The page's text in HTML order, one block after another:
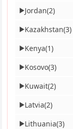
▶Jordan(2)
▶Kazakhstan(3)
▶Kenya(1)
▶Kosovo(3)
▶Kuwait(2)
▶Latvia(2)
▶Lithuania(3)